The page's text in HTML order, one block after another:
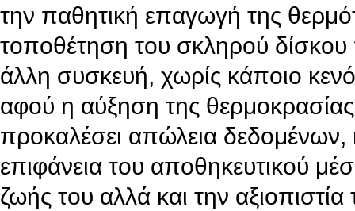
την παθητική επαγωγή της
τοποθέτηση του σκληρού
άλλη συσκευή, χωρίς κάποιο
αφού η αύξηση της
προκαλέσει απώλεια δεδομένων,
επιφάνεια του αποθηκευτικού
ζωής του αλλά και την αξιοπιστία